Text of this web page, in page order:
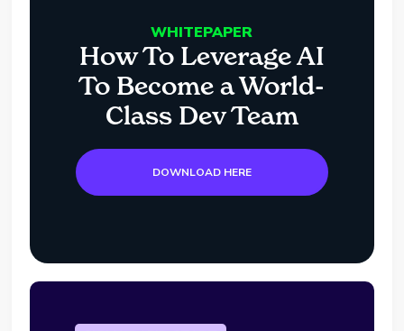
WHITEPAPER
How To Leverage AI
To Become a World-
Class Dev Team
DOWNLOAD HERE